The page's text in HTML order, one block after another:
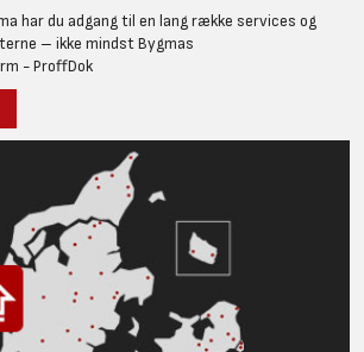
har du adgang til en lang række services og
– ikke mindst Bygmas
- ProffDok